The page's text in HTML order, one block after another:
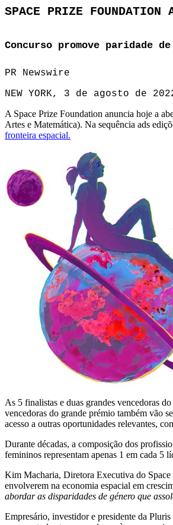
SPACE PRIZE
Concurso promove paridade
PR Newswire
NEW YORK, 3 de agosto de
A Space Prize Foundation anuncia hoje a
Artes e Matemática). Na sequência ads
fronteira espacial.
As 5 finalistas e duas grandes vencedoras
vencedoras do grande prémio também vão
acesso a outras oportunidades relevantes,
Durante décadas, a composição dos
femininos representam apenas 1 em cada 5
Kim Macharia, Diretora Executiva do Space
envolverem na economia espacial em
abordar as disparidades de género que
Empresário, investidor e presidente da